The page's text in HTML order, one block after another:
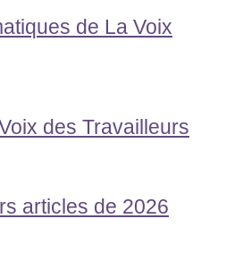
de La Voix
des Travailleurs
articles de 2026